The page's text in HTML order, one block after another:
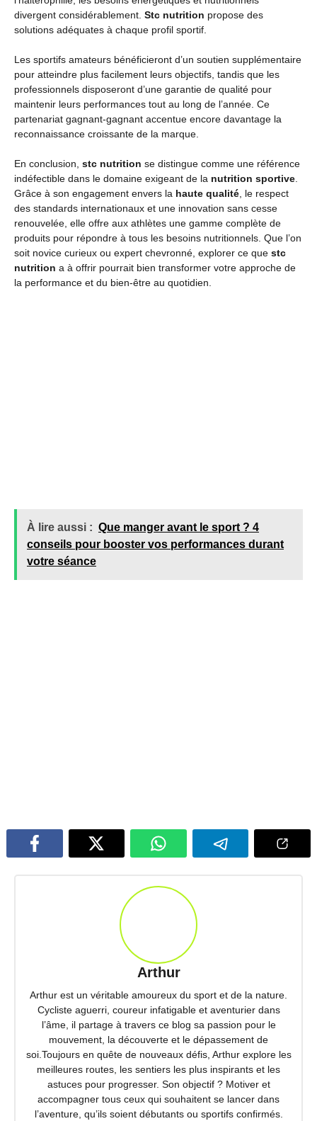
divergent considérablement. Stc nutrition propose des
solutions adéquates à chaque profil sportif.
Les sportifs amateurs bénéficieront d’un soutien supplémentaire
pour atteindre plus facilement leurs objectifs, tandis que les
professionnels disposeront d’une garantie de qualité pour
maintenir leurs performances tout au long de l’année. Ce
partenariat gagnant-gagnant accentue encore davantage la
reconnaissance croissante de la marque.
En conclusion, stc nutrition se distingue comme une référence
indéfectible dans le domaine exigeant de la nutrition sportive
Grâce à son engagement envers la haute qualité , le respect
des standards internationaux et une innovation sans cesse
renouvelée, elle offre aux athlètes une gamme complète de
produits pour répondre à tous les besoins nutritionnels. Que l’on
soit novice curieux ou expert chevronné, explorer ce que stc
nutrition a à offrir pourrait bien transformer votre approche de
la performance et du bien-être au quotidien.
À lire aussi : Que manger avant le sport ? 4
conseils pour booster vos performances durant
votre séance
Arthur
Arthur est un véritable amoureux du sport et de la nature.
Cycliste aguerri, coureur infatigable et aventurier dans
l’âme, il partage à travers ce blog sa passion pour le
mouvement, la découverte et le dépassement de
soi.Toujours en quête de nouveaux défis, Arthur explore les
meilleures routes, les sentiers les plus inspirants et les
astuces pour progresser. Son objectif ? Motiver et
accompagner tous ceux qui souhaitent se lancer dans
l’aventure, qu’ils soient débutants ou sportifs confirmés.